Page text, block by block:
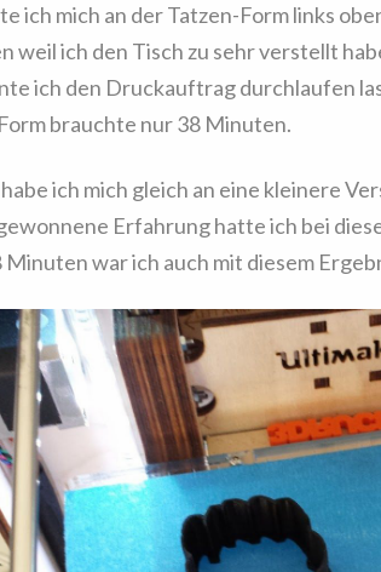
ich mich an der Tatzen-Form links
weil ich den Tisch zu sehr verstellt
ich den Druckauftrag durchlaufen
brauchte nur 38 Minuten.
ich mich gleich an eine kleinere
Erfahrung hatte ich bei
Minuten war ich auch mit diesem